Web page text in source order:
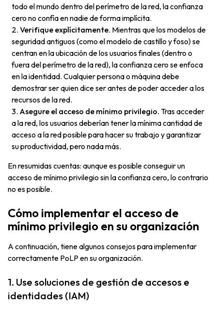
todo el mundo dentro del perímetro de la red, la confianza
cero no confía en nadie de forma implícita.
Verifique explícitamente. Mientras que los modelos de
seguridad antiguos (como el modelo de castillo y foso) se
centran en la ubicación de los usuarios finales (dentro o
fuera del perímetro de la red), la confianza cero se enfoca
en la identidad. Cualquier persona o máquina debe
demostrar ser quien dice ser antes de poder acceder a los
recursos de la red.
Asegure el acceso de mínimo privilegio. Tras acceder
a la red, los usuarios deberían tener la mínima cantidad de
acceso a la red posible para hacer su trabajo y garantizar
su productividad, pero nada más.
En resumidas cuentas: aunque es posible conseguir un
acceso de mínimo privilegio sin la confianza cero, lo contrario
no es posible.
Cómo implementar el acceso de
mínimo privilegio en su organización
A continuación, tiene algunos consejos para implementar
correctamente PoLP en su organización.
1. Use soluciones de gestión de accesos e
identidades (IAM)